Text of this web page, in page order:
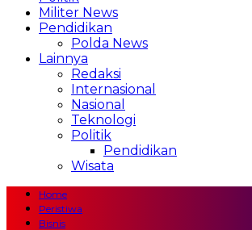
Militer News
Pendidikan
Polda News
Lainnya
Redaksi
Internasional
Nasional
Teknologi
Politik
Pendidikan
Wisata
Home
Peristiwa
Bisnis